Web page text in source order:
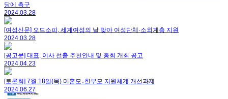
당에 촉구
2024.03.28
[여성신문] 오드소피, 세계여성의 날 맞아 여성단체·소외계층 지원
2024.03.28
[공고문] 대표, 이사 선출 추천안내 및 총회 개최 공고
2024.04.23
[토론회] 7월 18일(목) 미혼모․한부모 지원체계 개선과제
2024.06.27